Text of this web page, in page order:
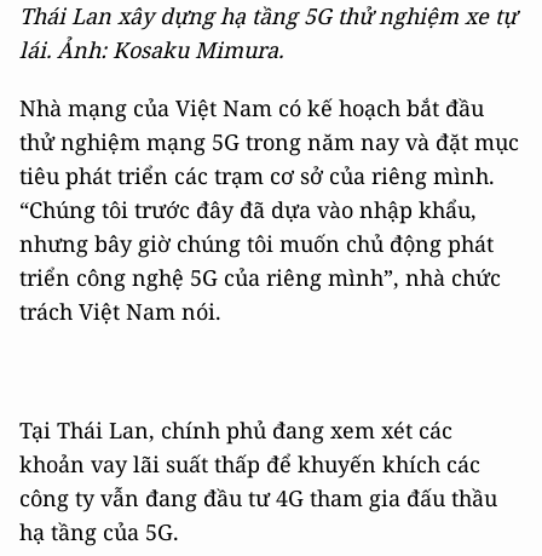
Thái Lan xây dựng hạ tầng 5G thử nghiệm xe tự
lái. Ảnh: Kosaku Mimura.
Nhà mạng của Việt Nam có kế hoạch bắt đầu
thử nghiệm mạng 5G trong năm nay và đặt mục
tiêu phát triển các trạm cơ sở của riêng mình.
“Chúng tôi trước đây đã dựa vào nhập khẩu,
nhưng bây giờ chúng tôi muốn chủ động phát
triển công nghệ 5G của riêng mình”, nhà chức
trách Việt Nam nói.
Tại Thái Lan, chính phủ đang xem xét các
khoản vay lãi suất thấp để khuyến khích các
công ty vẫn đang đầu tư 4G tham gia đấu thầu
hạ tầng của 5G.